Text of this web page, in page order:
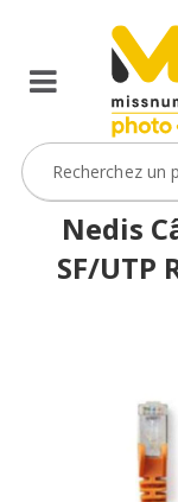
Nedis
SF/UTP